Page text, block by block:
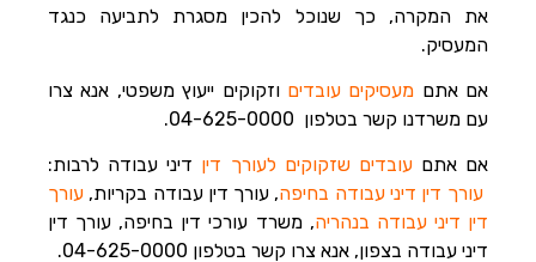
את המקרה, כך שנוכל להכין מסגרת לתביעה כנגד
המעסיק.
אם אתם מעסיקים עובדים וזקוקים ייעוץ משפטי, אנא צרו
עם משרדנו קשר בטלפון 04-625-0000.
אם אתםעובדים שזקוקים לעורך דין דיני עבודה לרבות:
עורך דין דיני עבודה בחיפה, עורך דין עבודה בקריות, עורך
דין דיני עבודה בנהריה, משרד עורכי דין בחיפה, עורך דין
דיני עבודה בצפון, אנא צרו קשר בטלפון 04-625-0000.